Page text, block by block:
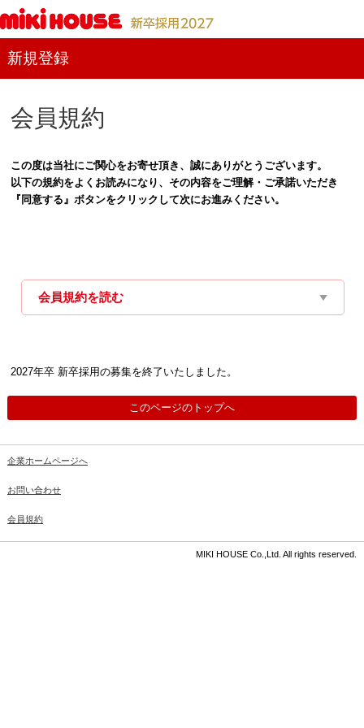
新規登録
会員規約
この度は当社にご関心をお寄せ頂き、誠にありがとうございます。
以下の規約をよくお読みになり、その内容をご理解・ご承諾いただき
『同意する』ボタンをクリックして次にお進みください。
会員規約を読む
2027年卒 新卒採用の募集を終了いたしました。
このページのトップへ
企業ホームページへ
お問い合わせ
会員規約
MIKI HOUSE Co.,Ltd. All rights reserved.